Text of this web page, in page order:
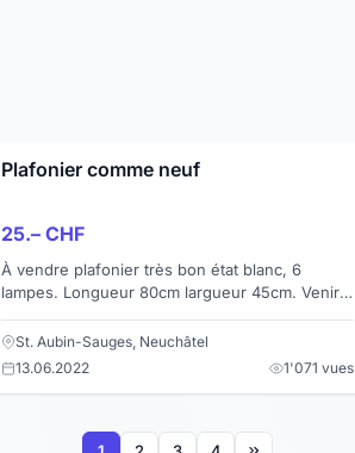
Plafonier comme neuf
25.– CHF
À vendre plafonier très bon état blanc, 6
lampes. Longueur 80cm largueur 45cm. Venir
St. Aubin-Sauges, Neuchâtel
13.06.2022
1'071 vues